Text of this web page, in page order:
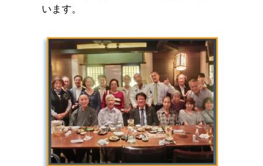
います。